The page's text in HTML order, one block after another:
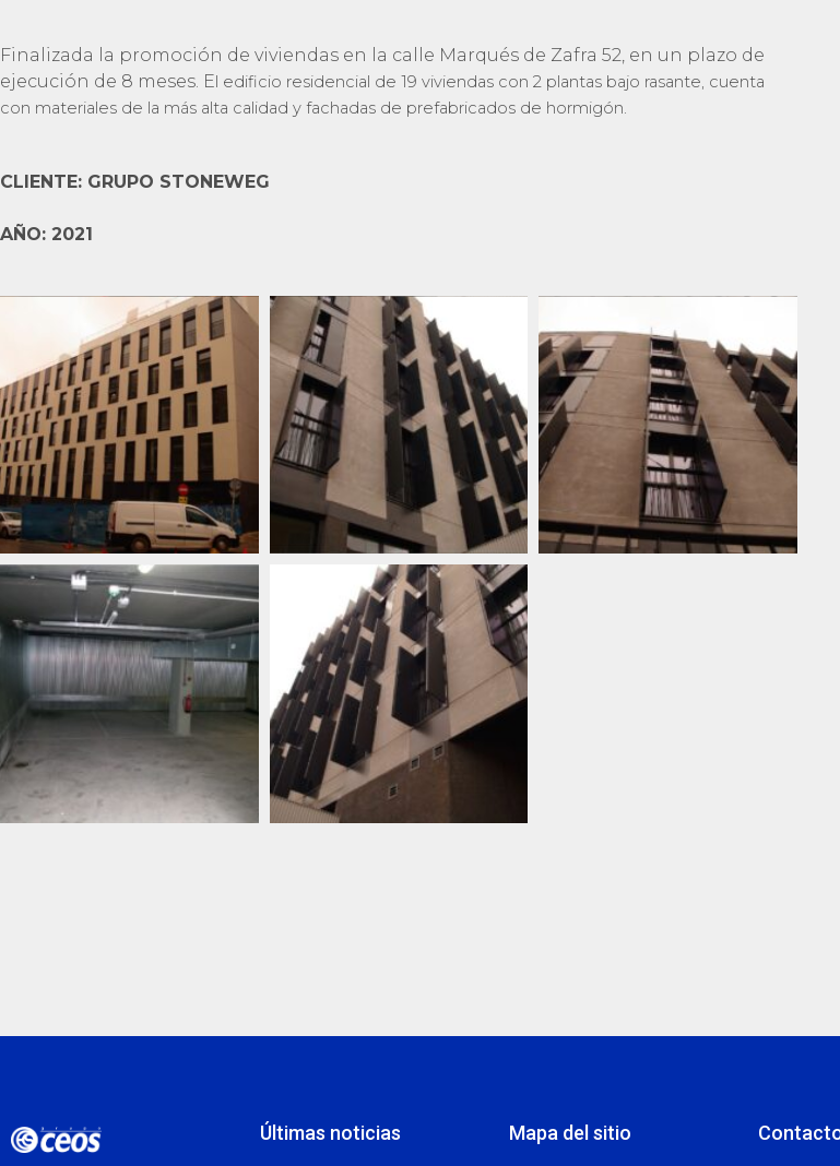
Finalizada la promoción de viviendas en la calle Marqués de Zafra 52, en un plazo de
ejecución de 8 meses. El edificio residencial de 19 viviendas con 2 plantas bajo rasante, cuenta
con materiales de la más alta calidad y fachadas de prefabricados de hormigón.
CLIENTE: GRUPO STONEWEG
AÑO: 2021
Últimas noticias Mapa del sitio